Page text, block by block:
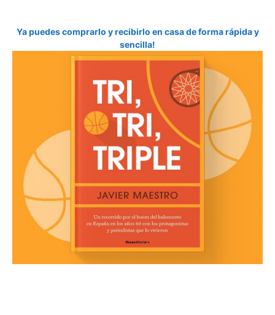
Ya puedes comprarlo y recibirlo en casa de forma rápida y
sencilla!